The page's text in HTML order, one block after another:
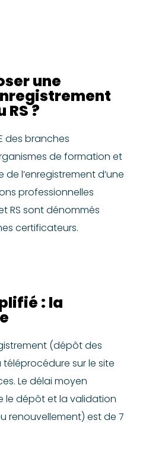
une
RS ?
des branches
de formation et
de l’enregistrement d’une
professionnelles
RS sont dénommés
certificateurs.
: la
(dépôt des
sur le site
Le délai moyen
le dépôt et la validation
renouvellement) est de 7